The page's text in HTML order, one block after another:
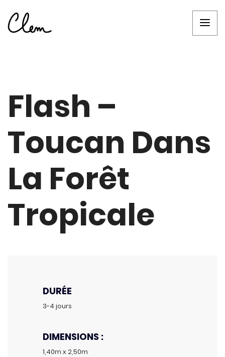
Flash –
Toucan Dans
La Forêt
Tropicale
DURÉE
3-4 jours
DIMENSIONS :
1,40m x 2,50m